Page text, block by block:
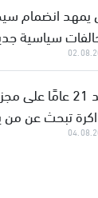
انضمام
سياسية
بعد 21 عامًا
تبحث عن